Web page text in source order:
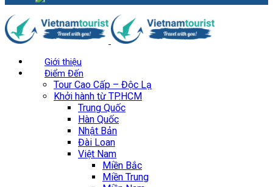
Giới thiệu
Điểm Đến
Tour Cao Cấp – Độc Lạ
Khởi hành từ TP.HCM
Trung Quốc
Hàn Quốc
Nhật Bản
Đài Loan
Việt Nam
Miền Bắc
Miền Trung